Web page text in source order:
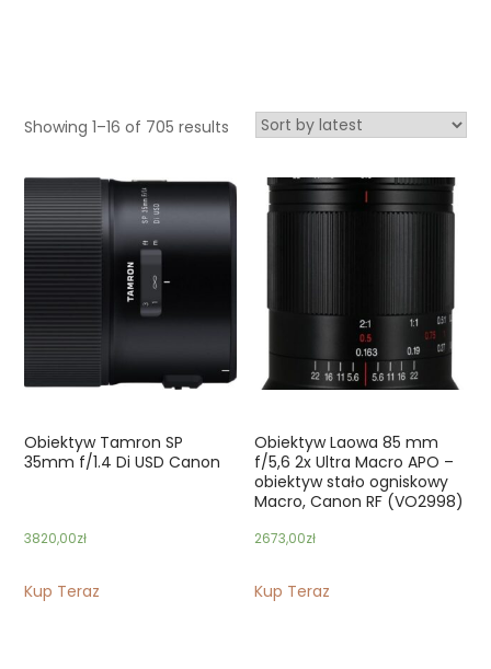
Showing 1–16 of 705 results
Obiektyw Tamron SP
35mm f/1.4 Di USD Canon
3820,00zł
Kup Teraz
Obiektyw Laowa 85 mm
f/5,6 2x Ultra Macro APO –
obiektyw stało ogniskowy
Macro, Canon RF (VO2998)
2673,00zł
Kup Teraz